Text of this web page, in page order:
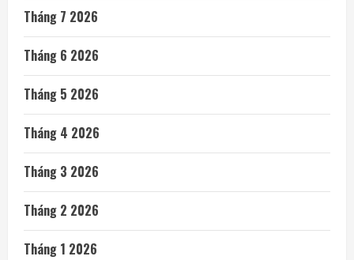
Tháng 7 2026
Tháng 6 2026
Tháng 5 2026
Tháng 4 2026
Tháng 3 2026
Tháng 2 2026
Tháng 1 2026